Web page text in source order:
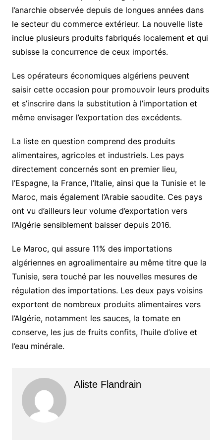
l’anarchie observée depuis de longues années dans
le secteur du commerce extérieur. La nouvelle liste
inclue plusieurs produits fabriqués localement et qui
subisse la concurrence de ceux importés.
Les opérateurs économiques algériens peuvent
saisir cette occasion pour promouvoir leurs produits
et s’inscrire dans la substitution à l’importation et
même envisager l’exportation des excédents.
La liste en question comprend des produits
alimentaires, agricoles et industriels. Les pays
directement concernés sont en premier lieu,
l’Espagne, la France, l’Italie, ainsi que la Tunisie et le
Maroc, mais également l’Arabie saoudite. Ces pays
ont vu d’ailleurs leur volume d’exportation vers
l’Algérie sensiblement baisser depuis 2016.
Le Maroc, qui assure 11% des importations
algériennes en agroalimentaire au même titre que la
Tunisie, sera touché par les nouvelles mesures de
régulation des importations. Les deux pays voisins
exportent de nombreux produits alimentaires vers
l’Algérie, notamment les sauces, la tomate en
conserve, les jus de fruits confits, l’huile d’olive et
l’eau minérale.
Aliste Flandrain